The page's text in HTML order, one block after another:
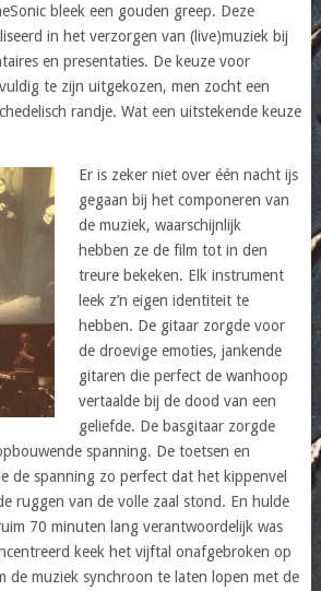
bleek een gouden greep. Deze
in het verzorgen van (live)muziek bij
en presentaties. De keuze voor
te zijn uitgekozen, men zocht een
randje. Wat een uitstekende keuze
Er is zeker niet over één nacht ijs
gegaan bij het componeren van
de muziek, waarschijnlijk
hebben ze de film tot in den
treure bekeken. Elk instrument
leek z’n eigen identiteit te
hebben. De gitaar zorgde voor
de droevige emoties, jankende
gitaren die perfect de wanhoop
vertaalde bij de dood van een
geliefde. De basgitaar zorgde
spanning. De toetsen en
de spanning zo perfect dat het kippenvel
ruggen van de volle zaal stond. En hulde
70 minuten lang verantwoordelijk was
keek het vijftal onafgebroken op
de muziek synchroon te laten lopen met de